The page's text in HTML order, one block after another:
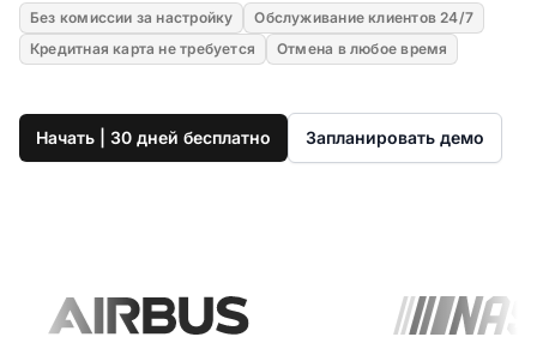
Без комиссии за настройку
Обслуживание клиентов 24/7
Кредитная карта не требуется
Отмена в любое время
Начать | 30 дней бесплатно Запланировать демо